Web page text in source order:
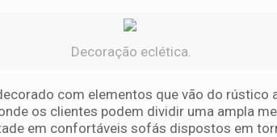
Decoração eclética.
com elementos que vão do rústico
os clientes podem dividir uma ampla
em confortáveis sofás dispostos em